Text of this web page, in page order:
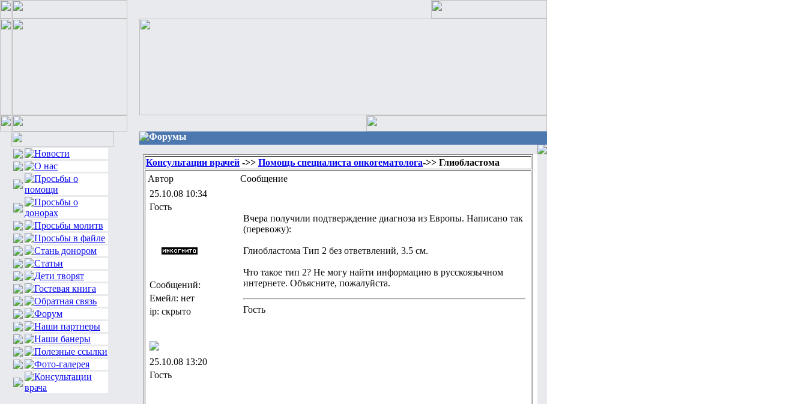
Форумы
Консультации врачей ->> Помощь специалиста онкогематолога->> Глиобластома
Автор
Сообщение
25.10.08 10:34
Гость
Сообщений:
Емейл: нет
ip: скрыто
Вчера получили подтверждение диагноза из Европы. Написано так
(перевожу):
Глиобластома Тип 2 без ответвлений, 3.5 см.
Что такое тип 2? Не могу найти информацию в русскоязычном
интернете. Объясните, пожалуйста.
Гость
25.10.08 13:20
Гость